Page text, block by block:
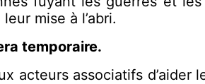
mise à l’abri.
temporaire.
acteurs associatifs